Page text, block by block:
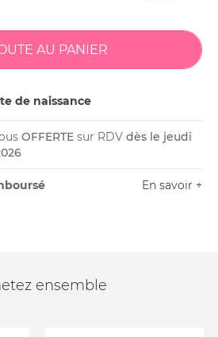
de naissance
OFFERTE sur RDV dès le jeudi
En savoir +
ensemble